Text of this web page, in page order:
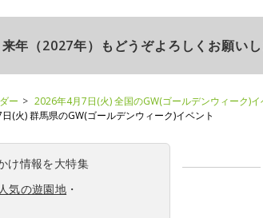
年（2027年）もどうぞよろしくお願いし
ー
2026年4月7日(火) 全国のGW(ゴールデンウィーク)イ
(火) 群馬県のGW(ゴールデンウィーク)イベント
け情報を大特集
人気の遊園地 ・